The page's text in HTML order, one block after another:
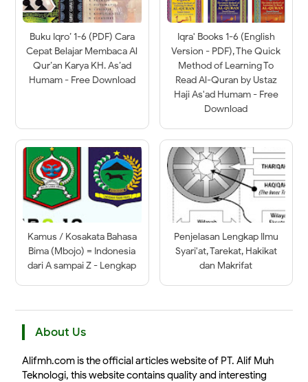
Buku Iqro’ 1-6 (PDF) Cara
Cepat Belajar Membaca Al
Qur’an Karya KH. As’ad
Humam - Free Download
Iqra' Books 1-6 (English
Version - PDF), The Quick
Method of Learning To
Read Al-Quran by Ustaz
Haji As'ad Humam - Free
Download
Kamus / Kosakata Bahasa
Bima (Mbojo) = Indonesia
dari A sampai Z - Lengkap
Penjelasan Lengkap Ilmu
Syari'at, Tarekat, Hakikat
dan Makrifat
About Us
Alifmh.com is the official articles website of PT. Alif Muh
Teknologi, this website contains quality and interesting